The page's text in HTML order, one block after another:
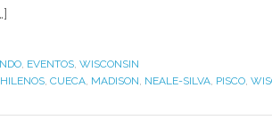
, EVENTOS, WISCONSIN
, CUECA, MADISON, NEALE-SILVA, PISCO,